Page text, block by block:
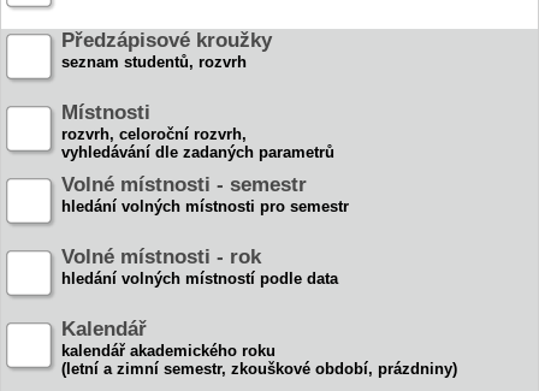
Předzápisové kroužky
seznam studentů, rozvrh
Místnosti
rozvrh, celoroční rozvrh,
vyhledávání dle zadaných parametrů
Volné místnosti - semestr
hledání volných místnosti pro semestr
Volné místnosti - rok
hledání volných místností podle data
Kalendář
kalendář akademického roku
(letní a zimní semestr, zkouškové období, prázdniny)